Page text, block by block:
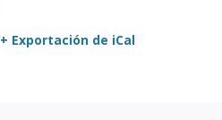
+ Exportación de iCal